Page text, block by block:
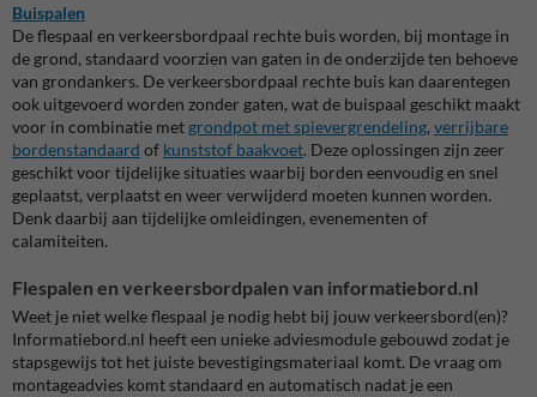
Buispalen
De flespaal en verkeersbordpaal rechte buis worden, bij montage in
de grond, standaard voorzien van gaten in de onderzijde ten behoeve
van grondankers. De verkeersbordpaal rechte buis kan daarentegen
ook uitgevoerd worden zonder gaten, wat de buispaal geschikt maakt
voor in combinatie met grondpot met spievergrendeling, verrijbare
bordenstandaard of kunststof baakvoet. Deze oplossingen zijn zeer
geschikt voor tijdelijke situaties waarbij borden eenvoudig en snel
geplaatst, verplaatst en weer verwijderd moeten kunnen worden.
Denk daarbij aan tijdelijke omleidingen, evenementen of
calamiteiten.
Flespalen en verkeersbordpalen van informatiebord.nl
Weet je niet welke flespaal je nodig hebt bij jouw verkeersbord(en)?
Informatiebord.nl heeft een unieke adviesmodule gebouwd zodat je
stapsgewijs tot het juiste bevestigingsmateriaal komt. De vraag om
montageadvies komt standaard en automatisch nadat je een